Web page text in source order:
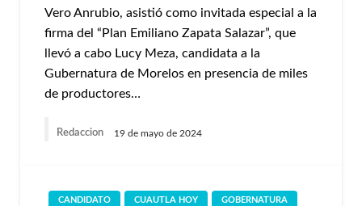
Vero Anrubio, asistió como invitada especial a la
firma del “Plan Emiliano Zapata Salazar”, que
llevó a cabo Lucy Meza, candidata a la
Gubernatura de Morelos en presencia de miles
de productores…
Redaccion 19 de mayo de 2024
CANDIDATO CUAUTLA HOY GOBERNATURA